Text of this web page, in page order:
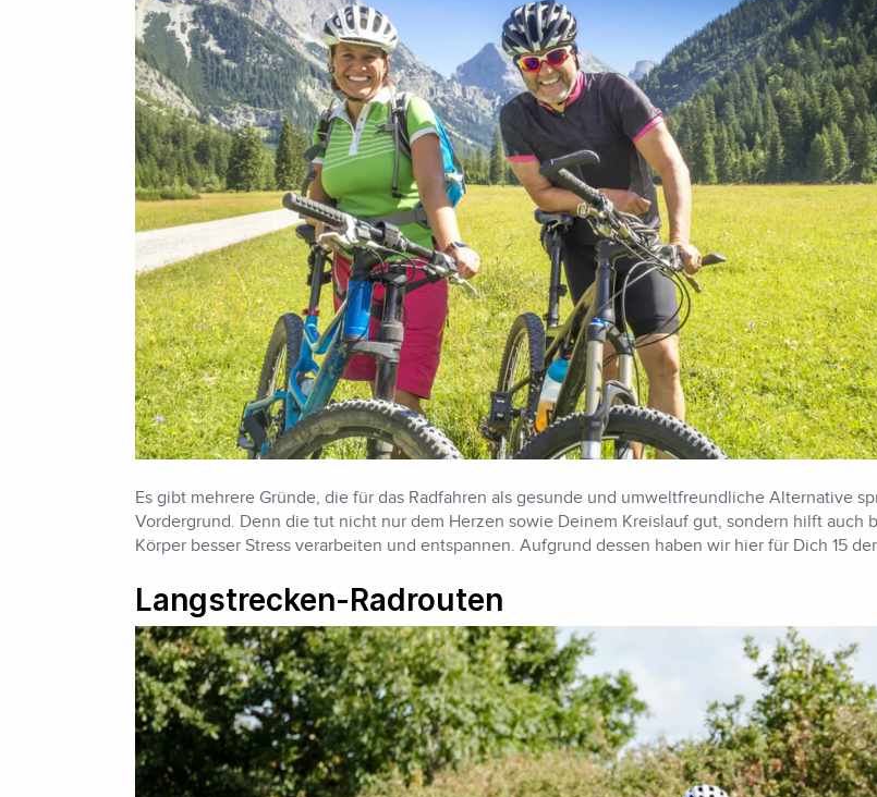
Es gibt mehrere Gründe, die für das Radfahren als gesunde und umweltfreundliche Alternative
Vordergrund. Denn die tut nicht nur dem Herzen sowie Deinem Kreislauf gut, sondern hilft auch
Körper besser Stress verarbeiten und entspannen. Aufgrund dessen haben wir hier für Dich 15
Langstrecken-Radrouten